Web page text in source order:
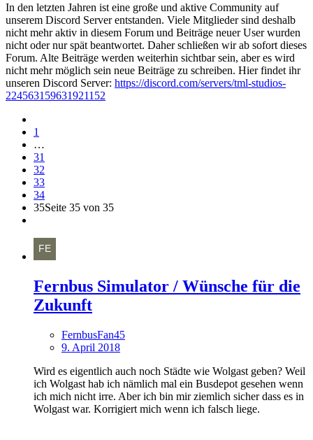
In den letzten Jahren ist eine große und aktive Community auf
unserem Discord Server entstanden. Viele Mitglieder sind deshalb
nicht mehr aktiv in diesem Forum und Beiträge neuer User wurden
nicht oder nur spät beantwortet. Daher schließen wir ab sofort dieses
Forum. Alte Beiträge werden weiterhin sichtbar sein, aber es wird
nicht mehr möglich sein neue Beiträge zu schreiben. Hier findet ihr
unseren Discord Server: https://discord.com/servers/tml-studios-
224563159631921152
1
…
31
32
33
34
35Seite 35 von 35
Fernbus Simulator / Wünsche für die
Zukunft
FernbusFan45
9. April 2018
Wird es eigentlich auch noch Städte wie Wolgast geben? Weil
ich Wolgast hab ich nämlich mal ein Busdepot gesehen wenn
ich mich nicht irre. Aber ich bin mir ziemlich sicher dass es in
Wolgast war. Korrigiert mich wenn ich falsch liege.